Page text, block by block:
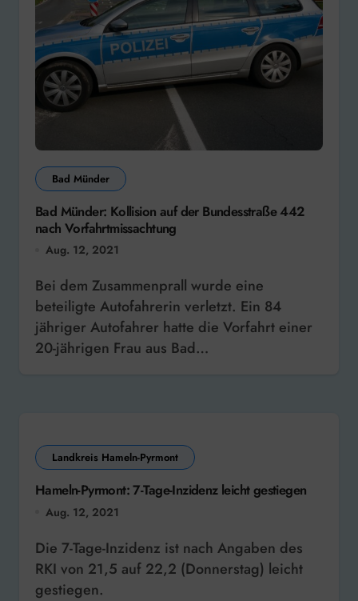
Bad Münder
Bad Münder: Kollision auf der Bundesstraße 442
nach Vorfahrtmissachtung
Aug. 12, 2021
Bei dem Zusammenprall wurde eine
beteiligte Autofahrerin verletzt. Ein 84
jähriger Autofahrer hatte die Vorfahrt einer
20-jährigen Frau aus Bad…
Landkreis Hameln-Pyrmont
Hameln-Pyrmont: 7-Tage-Inzidenz leicht gestiegen
Aug. 12, 2021
Die 7-Tage-Inzidenz ist nach Angaben des
RKI von 21,5 auf 22,2 (Donnerstag) leicht
gestiegen.